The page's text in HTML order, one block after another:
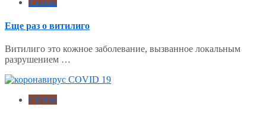
Статьи
Еще раз о витилиго
Витилиго это кожное заболевание, вызванное локальным
разрушением …
Статьи